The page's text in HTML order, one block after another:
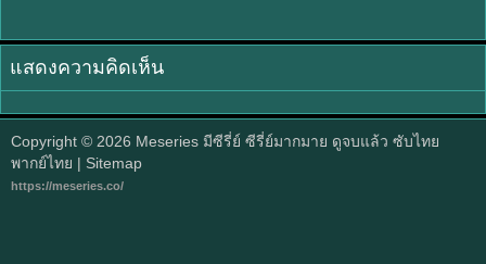
แสดงความคิดเห็น
Copyright © 2026 Meseries มีซีรี่ย์ ซีรี่ย์มากมาย ดูจบแล้ว ซับไทย
พากย์ไทย | Sitemap
https://meseries.co/